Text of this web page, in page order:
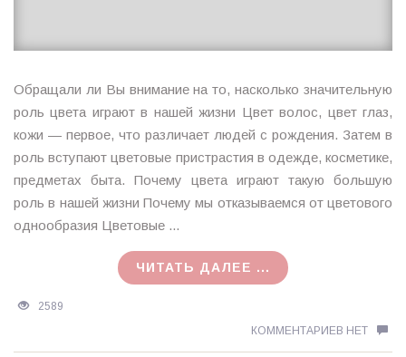
Обращали ли Вы внимание на то, насколько значительную
роль цвета играют в нашей жизни Цвет волос, цвет глаз,
кожи — первое, что различает людей с рождения. Затем в
роль вступают цветовые пристрастия в одежде, косметике,
предметах быта. Почему цвета играют такую большую
роль в нашей жизни Почему мы отказываемся от цветового
однообразия Цветовые ...
ЧИТАТЬ ДАЛЕЕ ...
2589
КОММЕНТАРИЕВ НЕТ